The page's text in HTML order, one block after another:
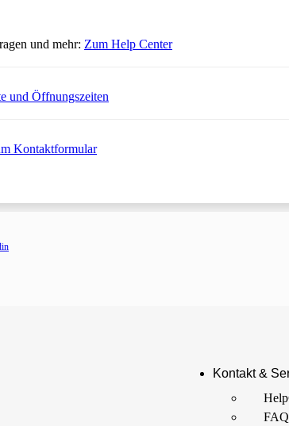
und mehr: Zum Help CenterÖffnet in einem neuen
und Öffnungszeiten
KontaktformularÖffnet in einem neuen Tab
Kontakt &